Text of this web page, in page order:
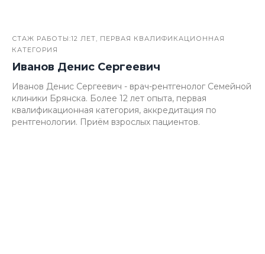
СТАЖ РАБОТЫ:12 ЛЕТ, ПЕРВАЯ КВАЛИФИКАЦИОННАЯ
КАТЕГОРИЯ
Иванов Денис Сергеевич
Иванов Денис Сергеевич - врач-рентгенолог Семейной
клиники Брянска. Более 12 лет опыта, первая
квалификационная категория, аккредитация по
рентгенологии. Приём взрослых пациентов.